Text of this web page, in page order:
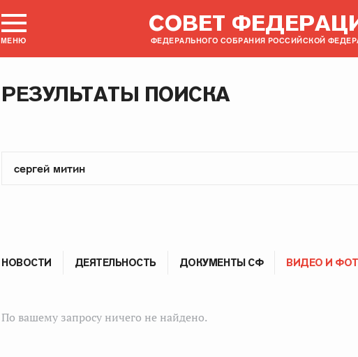
МЕНЮ
СОВЕТ
ФЕДЕРАЛЬНОГО СОБРАНИЯ РОССИЙСКОЙ
РЕЗУЛЬТАТЫ ПОИСКА
НОВОСТИ ДЕЯТЕЛЬНОСТЬ ДОКУМЕНТЫ СФ ВИДЕО И
По вашему запросу ничего не найдено.